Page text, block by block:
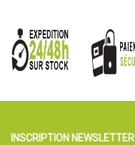
INSCRIPTION NEWSLETTER